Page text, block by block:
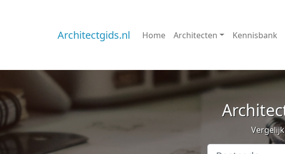
Architectgids.nl Home Architecten Kennisbank